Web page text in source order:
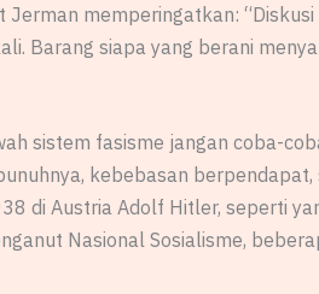
Jerman memperingatkan:
Barang siapa yang berani
sistem fasisme jangan coba-
kebebasan
di Austria Adolf Hitler, seperti
Nasional Sosialisme,